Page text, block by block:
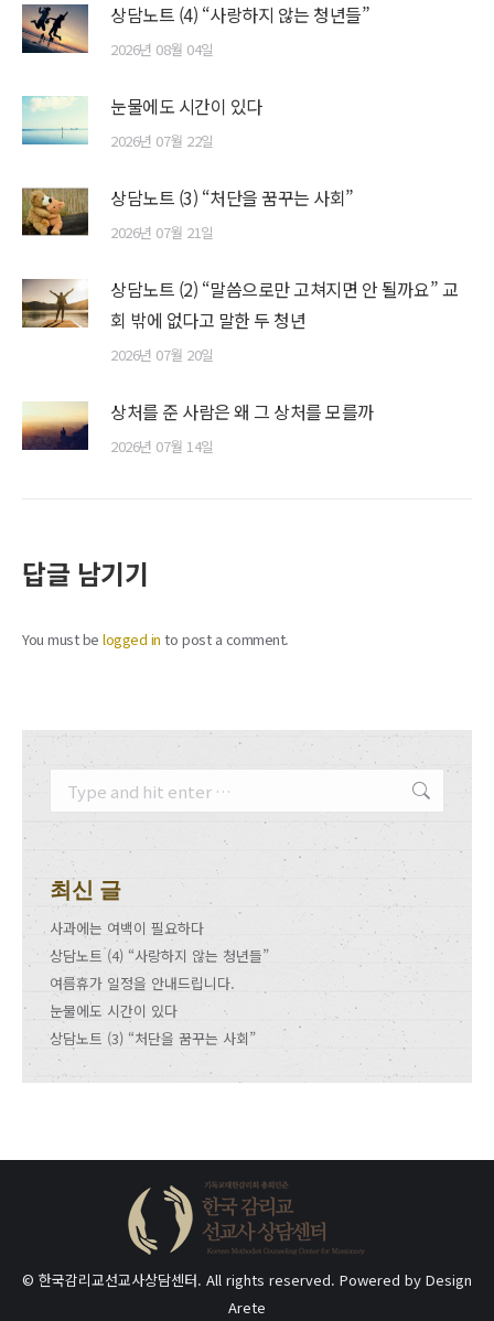
상담노트 (4) “사랑하지 않는 청년들”
2026년 08월 04일
눈물에도 시간이 있다
2026년 07월 22일
상담노트 (3) “처단을 꿈꾸는 사회”
2026년 07월 21일
상담노트 (2) “말씀으로만 고쳐지면 안 될까요” 교
회 밖에 없다고 말한 두 청년
2026년 07월 20일
상처를 준 사람은 왜 그 상처를 모를까
2026년 07월 14일
답글 남기기
You must belogged in to post a comment.
최신 글
사과에는 여백이 필요하다
상담노트 (4) “사랑하지 않는 청년들”
여름휴가 일정을 안내드립니다.
눈물에도 시간이 있다
상담노트 (3) “처단을 꿈꾸는 사회”
© 한국감리교선교사상담센터. All rights reserved. Powered by Design
Arete